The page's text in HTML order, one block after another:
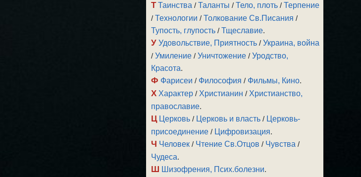
Т Таинства /Таланты /Тело, плоть /Терпение
/Технологии /Толкование Св.Писания /
Тупость, глупость /Тщеславие.
У Удовольствие, Приятность /Украина, война
/Умиление /Уничтожение /Уродство,
Красота.
Ф Фарисеи / Философия / Фильмы, Кино.
Х Характер / Христианин / Христианство,
православие.
Ц Церковь / Церковь и власть / Церковь-
присоединение / Цифровизация.
Ч Человек / Чтение Св.Отцов / Чувства /
Чудеса.
Ш Шизофрения, Псих.болезни.